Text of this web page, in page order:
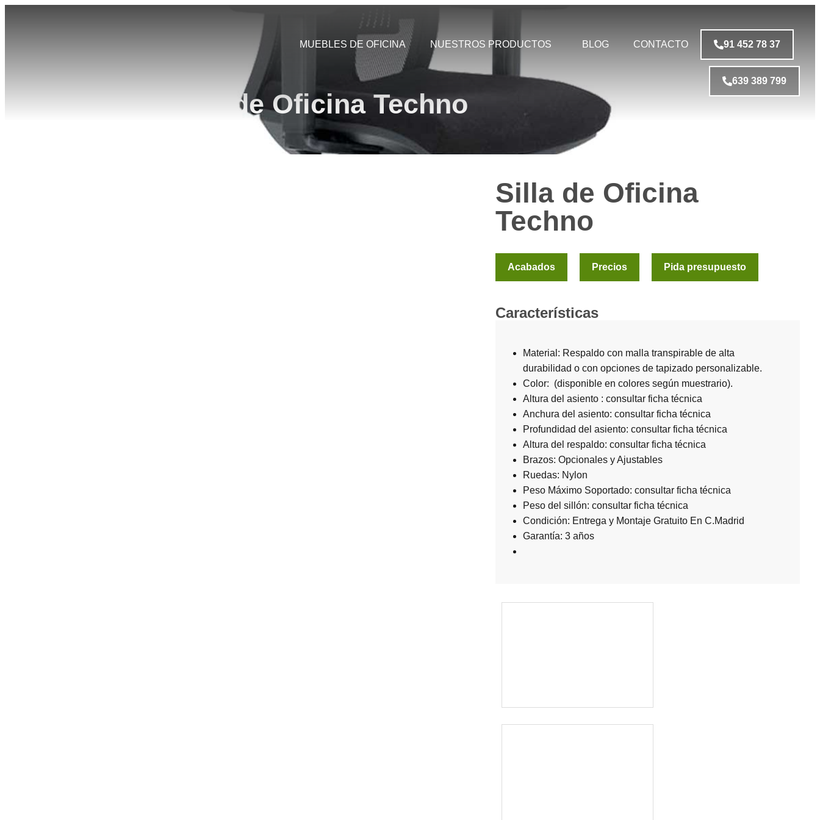
MUEBLES DE OFICINA NUESTROS PRODUCTOS BLOG CONTACTO 91 452 78 37
639 389 799
Silla de Oficina Techno
Silla de Oficina
Techno
Acabados Precios Pida presupuesto
Características
Material: Respaldo con malla transpirable de alta
durabilidad o con opciones de tapizado personalizable.
Color: (disponible en colores según muestrario).
Altura del asiento : consultar ficha técnica
Anchura del asiento: consultar ficha técnica
Profundidad del asiento: consultar ficha técnica
Altura del respaldo: consultar ficha técnica
Brazos: Opcionales y Ajustables
Ruedas: Nylon
Peso Máximo Soportado: consultar ficha técnica
Peso del sillón: consultar ficha técnica
Condición: Entrega y Montaje Gratuito En C.Madrid
Garantía: 3 años